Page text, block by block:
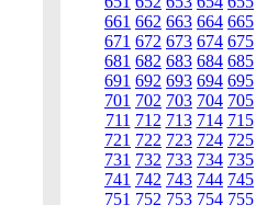
661 662 663 664 665
671 672 673 674 675
681 682 683 684 685
691 692 693 694 695
701 702 703 704 705
711 712 713 714 715
721 722 723 724 725
731 732 733 734 735
741 742 743 744 745
751 752 753 754 755